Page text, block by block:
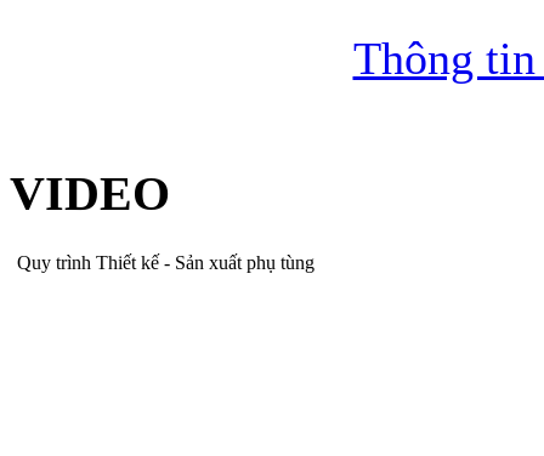
Thông
VIDEO
Quy trình Thiết kế - Sản xuất phụ tùng